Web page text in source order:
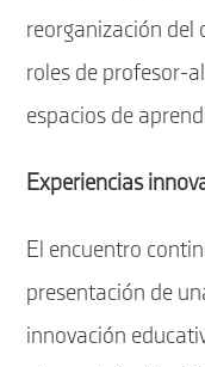
reorganización del
roles de profesor-
espacios de
Experiencias
El encuentro
presentación de
innovación